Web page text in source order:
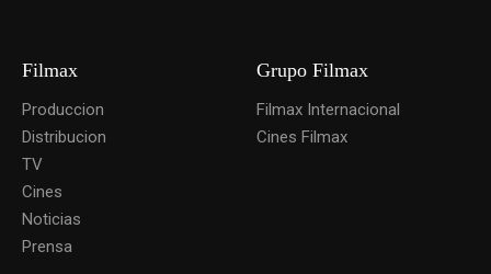
Filmax
Produccion
Distribucion
TV
Cines
Noticias
Prensa
Grupo Filmax
Filmax Internacional
Cines Filmax